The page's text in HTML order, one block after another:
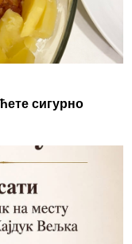
сигурно